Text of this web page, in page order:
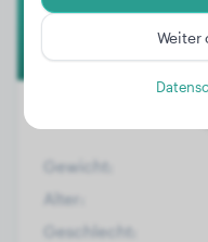
Gewicht:
Alter:
Geschlecht:
Weiter